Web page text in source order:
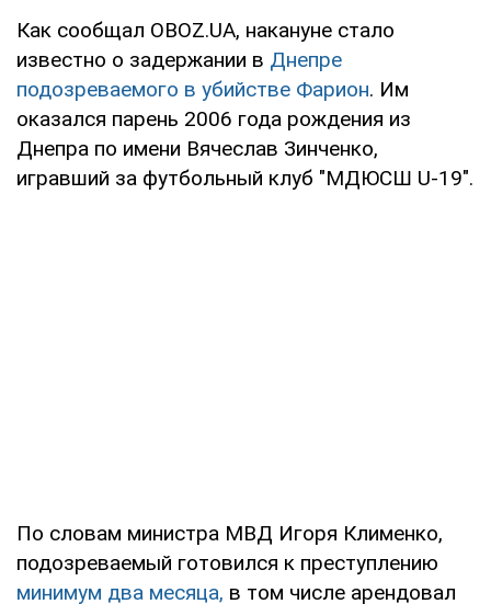
Как сообщал OBOZ.UA, накануне стало
известно о задержании в Днепре
подозреваемого в убийстве Фарион. Им
оказался парень 2006 года рождения из
Днепра по имени Вячеслав Зинченко,
игравший за футбольный клуб "МДЮСШ U-19".
По словам министра МВД Игоря Клименко,
подозреваемый готовился к преступлению
минимум два месяца, в том числе арендовал